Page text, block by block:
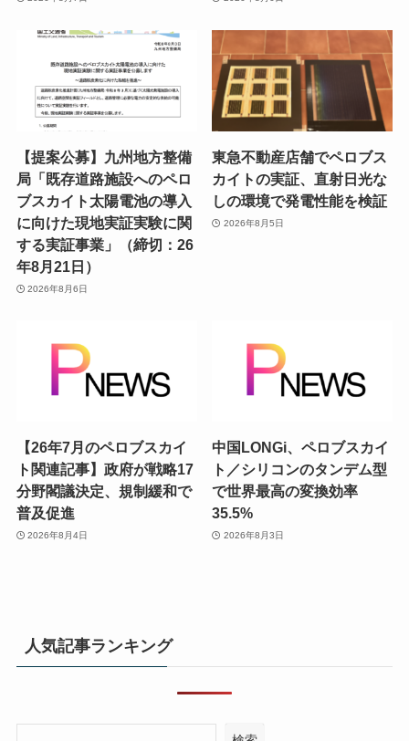
【提案公募】九州地方整備
局「既存道路施設へのペロ
ブスカイト太陽電池の導入
に向けた現地実証実験に関
する実証事業」（締切：26
年8月21日）
2026年8月6日
東急不動産店舗でペロブス
カイトの実証、直射日光な
しの環境で発電性能を検証
2026年8月5日
【26年7月のペロブスカイ
ト関連記事】政府が戦略17
分野閣議決定、規制緩和で
普及促進
2026年8月4日
中国LONGi、ペロブスカイ
ト／シリコンのタンデム型
で世界最高の変換効率
35.5%
2026年8月3日
人気記事ランキング